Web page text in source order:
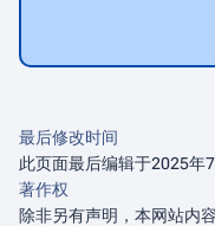
最后修改时间
此页面最后编辑于2025年
著作权
除非另有声明，本网站内